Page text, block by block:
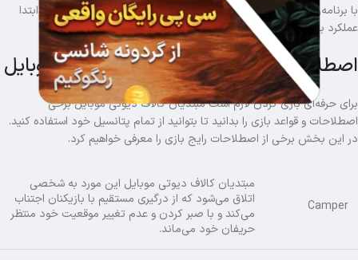
با برنامه‌ریزی درست و استفاده بهینه از امکانات بازی، می‌توانید از همان ابتدا
عملکرد بهتری داشته و از تجربه بازی بیشترین لذت را ببرید.
اصطلاحات کلیدی مبتدیان کالاف دیوتی موبایل
برای حرفه‌ای بازی کردن لازم است مبتدیان کالاف دیوتی موبایل برخی
اصطلاحات و قواعد بازی را بدانید تا بتوانید از تمام پتانسیل خود استفاده کنید.
در این بخش برخی از اصطلاحات رایج بازی را معرفی خواهیم کرد.
Camper
مبتدیان کالاف دیوتی موبایل این مورد به شخصی
اتلاق می‌شود که از درگیری مستقیم با بازیکنان اجتناب
می‌کند و با صبر کردن و عدم تغییر موقعیت خود منتظر
حریفان خود می‌ماند.